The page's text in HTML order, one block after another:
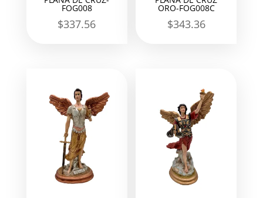
FOG008
$337.56
ORO-FOG008C
$343.36